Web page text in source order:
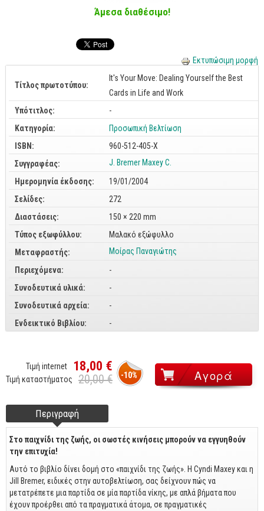
MySQL
Oracle - SQL
Δίκτυα
Ασφάλεια
Hardware
Γραφικά
Photoshop
After Effects
Acrobat
Illustrator
CorelDraw
3ds max
Maya
Πολυμέσα - DTP
Πολυμέσα
Internet
Web Design
Προγραμματισμός
Γενικά
Γενικά Θέματα
Άμεσα διαθέσιμο!
Εκτυπώσιμη μορφή
Τίτλος πρωτοτύπου:
It's Your Move: Dealing Yourself the Best
Cards in Life and Work
Υπότιτλος:
-
Κατηγορία:
Προσωπική Βελτίωση
ISBN:
960-512-405-X
Συγγραφέας:
J. Bremer Maxey C.
Ημερομηνία έκδοσης:
19/01/2004
Σελίδες:
272
Διαστάσεις:
150 × 220 mm
Τύπος εξωφύλλου:
Μαλακό εξώφυλλο
Μεταφραστής:
Μοίρας Παναγιώτης
Περιεχόμενα:
-
Συνοδευτικά υλικά:
-
Συνοδευτικά αρχεία:
-
Ενδεικτικό Βιβλίου:
-
-10%
Τιμή internet 18,00 €
Τιμή καταστήματος 20,00 €
Footer tabs
Περιγραφή
καρτέλα)
Στο παιχνίδι της ζωής, οι σωστές κινήσεις μπορούν να εγγυηθούν
την επιτυχία!
Αυτό το βιβλίο δίνει δομή στο «παιχνίδι της ζωής». Η Cyndi Maxey και η
Jill Bremer, ειδικές στην αυτοβελτίωση, σας δείχνουν πώς να
μετατρέπετε μια παρτίδα σε μία παρτίδα νίκης, με απλά βήματα που
έχουν προέρθει από τα πραγματικά άτομα, σε πραγματικές